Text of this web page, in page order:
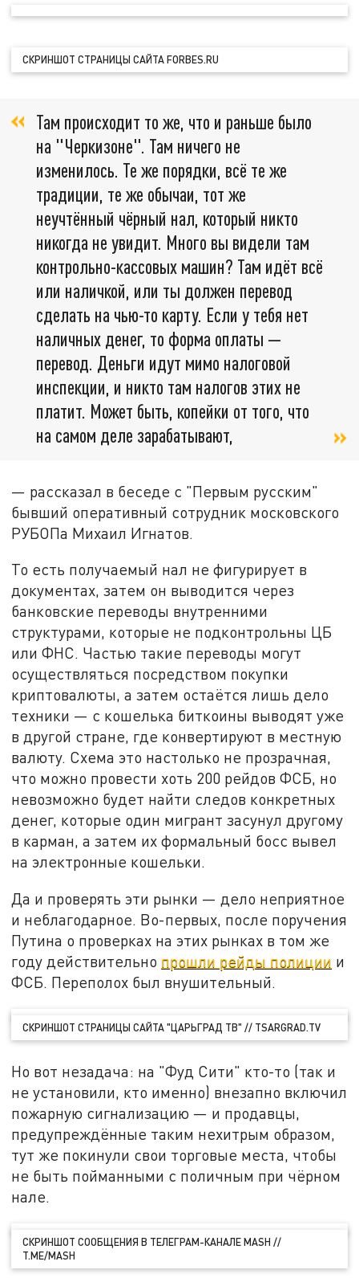
СКРИНШОТ СТРАНИЦЫ САЙТА FORBES.RU
Там происходит то же, что и раньше было
на "Черкизоне". Там ничего не
изменилось. Те же порядки, всё те же
традиции, те же обычаи, тот же
неучтённый чёрный нал, который никто
никогда не увидит. Много вы видели там
контрольно-кассовых машин? Там идёт всё
или наличкой, или ты должен перевод
сделать на чью-то карту. Если у тебя нет
наличных денег, то форма оплаты —
перевод. Деньги идут мимо налоговой
инспекции, и никто там налогов этих не
платит. Может быть, копейки от того, что
на самом деле зарабатывают,
— рассказал в беседе с "Первым русским"
бывший оперативный сотрудник московского
РУБОПа Михаил Игнатов.
То есть получаемый нал не фигурирует в
документах, затем он выводится через
банковские переводы внутренними
структурами, которые не подконтрольны ЦБ
или ФНС. Частью такие переводы могут
осуществляться посредством покупки
криптовалюты, а затем остаётся лишь дело
техники — с кошелька биткоины выводят уже
в другой стране, где конвертируют в местную
валюту. Схема это настолько не прозрачная,
что можно провести хоть 200 рейдов ФСБ, но
невозможно будет найти следов конкретных
денег, которые один мигрант засунул другому
в карман, а затем их формальный босс вывел
на электронные кошельки.
Да и проверять эти рынки — дело неприятное
и неблагодарное. Во-первых, после поручения
Путина о проверках на этих рынках в том же
году действительно прошли рейды полиции и
ФСБ. Переполох был внушительный.
СКРИНШОТ СТРАНИЦЫ САЙТА "ЦАРЬГРАД ТВ" // TSARGRAD.TV
Но вот незадача: на "Фуд Сити" кто-то (так и
не установили, кто именно) внезапно включил
пожарную сигнализацию — и продавцы,
предупреждённые таким нехитрым образом,
тут же покинули свои торговые места, чтобы
не быть пойманными с поличным при чёрном
нале.
СКРИНШОТ СООБЩЕНИЯ В ТЕЛЕГРАМ-КАНАЛЕ MASH //
T.ME/MASH